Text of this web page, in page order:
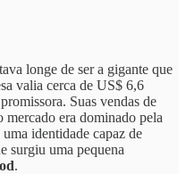
longe de ser a gigante que
valia cerca de US$ 6,6
Suas vendas de
mercado era dominado pela
identidade capaz de
surgiu uma pequena
.